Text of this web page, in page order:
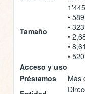
Tamaño
•
•
•
•
•
Acceso y uso
Préstamos
Más